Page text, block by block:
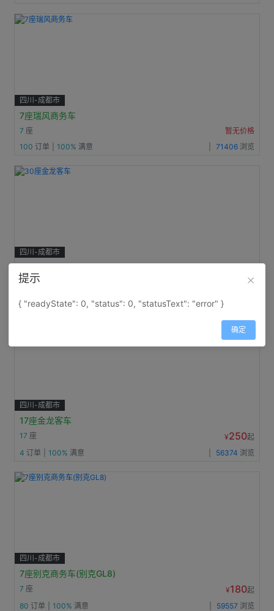
四川-成都市
7座瑞风商务车
7 座
暂无价格
100 订单 100% 满意 71406 浏览
四川-成都市
30座
起
125订单 | 100%满意 | 57866
四川-成都市
17座金龙客车
17 座 ¥250起
4 订单 100% 满意 56374 浏览
四川-成都市
7座别克商务车(别克GL8)
7 座 ¥180起
80 订单 100% 满意 59557 浏览
提示
{ "readyState": 0, "status": 0, "statusText": "error" }
确定